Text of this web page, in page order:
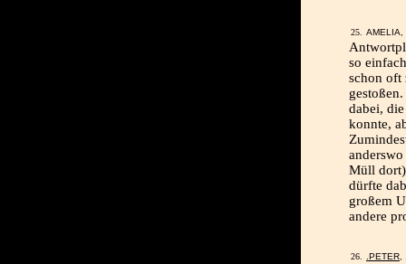
so
schon oft
dabei,
konnte,
Müll dort)
dürfte
großem
andere
.PETER,